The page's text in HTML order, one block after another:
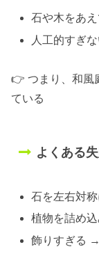
石や木をあ
人工的すぎ
👉 つまり、和風
ている
よくある
石を左右対
植物を詰め
飾りすぎる